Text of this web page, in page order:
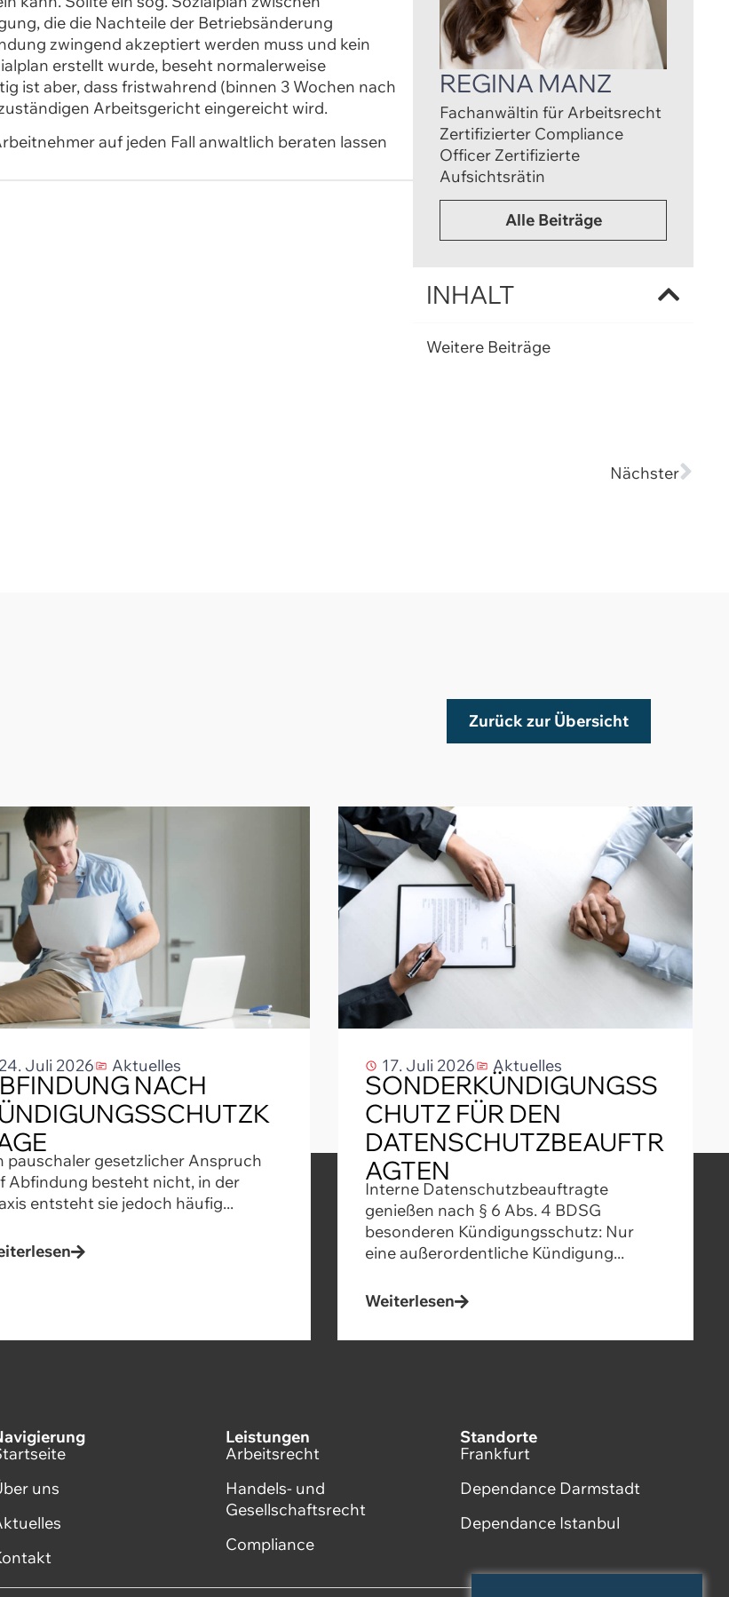
die die Nachteile der Betriebsänderung
zwingend akzeptiert werden muss und kein
erstellt wurde, beseht normalerweise
ist aber, dass fristwahrend (binnen 3 Wochen nach
Arbeitsgericht eingereicht wird.
auf jeden Fall anwaltlich beraten lassen
REGINA MANZ
Fachanwältin für Arbeitsrecht
Zertifizierter Compliance
Officer Zertifizierte
Aufsichtsrätin
Alle Beiträge
INHALT
Weitere Beiträge
Nächster
Zurück zur Übersicht
24. Juli 2026 Aktuelles
NACH
pauschaler gesetzlicher Anspruch
Abfindung besteht nicht, in der
entsteht sie jedoch häufig...
17. Juli 2026 Aktuelles
SONDERKÜNDIGUNGSS
CHUTZ FÜR DEN
DATENSCHUTZBEAUFTR
AGTEN
Interne Datenschutzbeauftragte
genießen nach § 6 Abs. 4 BDSG
besonderen Kündigungsschutz: Nur
eine außerordentliche Kündigung...
Weiterlesen
uns
Leistungen
Arbeitsrecht
Handels- und
Gesellschaftsrecht
Compliance
Standorte
Frankfurt
Dependance Darmstadt
Dependance Istanbul